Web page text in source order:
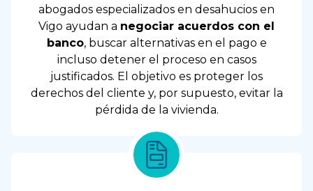
abogados especializados en desahucios en
Vigo ayudan a negociar acuerdos con el
banco, buscar alternativas en el pago e
incluso detener el proceso en casos
justificados. El objetivo es proteger los
derechos del cliente y, por supuesto, evitar la
pérdida de la vivienda.